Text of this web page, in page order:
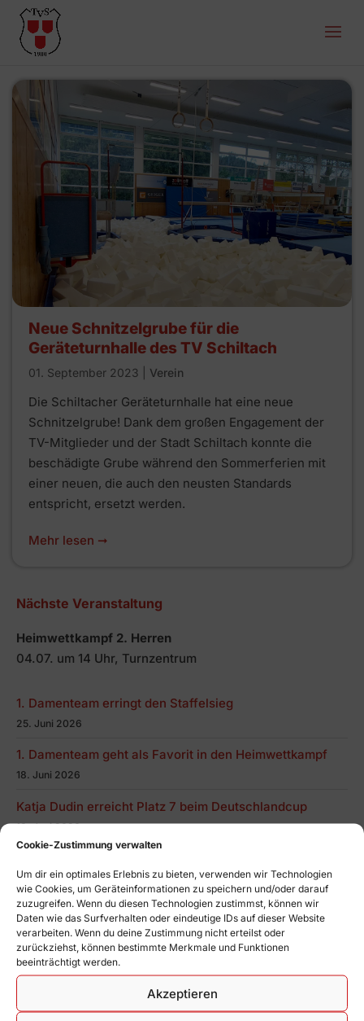
Cookie-Zustimmung verwalten
Um dir ein optimales Erlebnis zu bieten, verwenden wir Technologien
wie Cookies, um Geräteinformationen zu speichern und/oder darauf
zuzugreifen. Wenn du diesen Technologien zustimmst, können wir
Daten wie das Surfverhalten oder eindeutige IDs auf dieser Website
verarbeiten. Wenn du deine Zustimmung nicht erteilst oder
zurückziehst, können bestimmte Merkmale und Funktionen
beeinträchtigt werden.
Akzeptieren
Neue Schnitzelgrube für die
Geräteturnhalle des TV Schiltach
01. September 2023 Verein
Die Schiltacher Geräteturnhalle hat eine neue
Schnitzelgrube! Dank dem großen Engagement der
TV-Mitglieder und der Stadt Schiltach konnte die
beschädigte Grube während den Sommerferien mit
einer neuen, die auch den neusten Standards
entspricht, ersetzt werden.
Mehr lesen ➞
Nächste Veranstaltung
Heimwettkampf 2. Herren
04.07. um 14 Uhr, Turnzentrum
1. Damenteam erringt den Staffelsieg
25. Juni 2026
1. Damenteam geht als Favorit in den Heimwettkampf
18. Juni 2026
Katja Dudin erreicht Platz 7 beim Deutschlandcup
18. Juni 2026
September 2023
M D M D F S
1
2
4
5
14
18
19 20 21 22 23
24